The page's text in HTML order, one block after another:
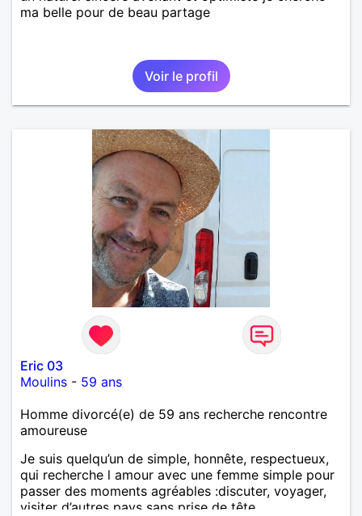
ma belle pour de beau partage
Voir le profil
Eric 03
Moulins - 59 ans
Homme divorcé(e) de 59 ans recherche rencontre
amoureuse
Je suis quelqu’un de simple, honnête, respectueux,
qui recherche l amour avec une femme simple pour
passer des moments agréables :discuter, voyager,
visiter d’autres pays sans prise de tête.